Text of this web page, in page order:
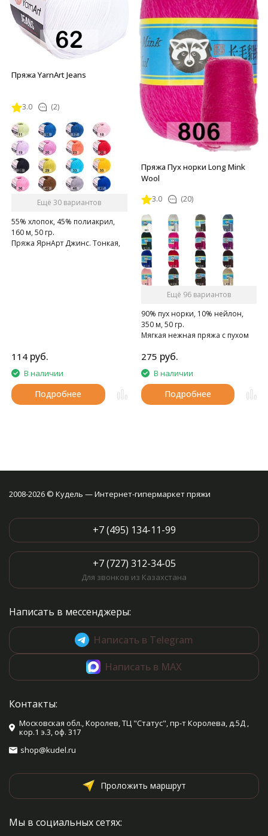
Пряжа YarnArt Jeans
3.0 (2)
Ещё 30 вариантов
55% хлопок, 45% полиакрил,
160 м, 50 гр.
Пряжа ЯрнАрт Джинс. Тонкая,
мягкая, слегка бархатистая
114 руб.
В наличии
Подробнее
Пряжа Пух норки Long Mink
Wool
3.0 (20)
Ещё 96 вариантов
90% пух норки, 10% нейлон,
350 м, 50 гр.
Мягкая нежная пряжа с пухом
275 руб.
В наличии
Подробнее
2008-2026 © Кудель — Интернет-гипермаркет пряжи
+7 (495) 134-11-99
+7 (727) 312-34-05
Для звонков из Казахстана
Написать в мессенджеры:
Написать в Telegram
Написать в MAX
Контакты:
Московская обл., Королев, ТЦ "Статус", пр-т Королева, д.5Д ,
кор.1 э.3, оф. 317
shop@kudel.ru
Проложить маршрут
Мы в социальных сетях: